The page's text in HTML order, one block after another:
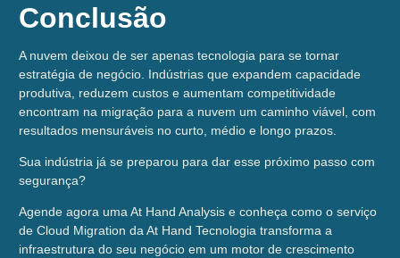
Conclusão
A nuvem deixou de ser apenas tecnologia para se tornar
estratégia de negócio. Indústrias que expandem capacidade
produtiva, reduzem custos e aumentam competitividade
encontram na migração para a nuvem um caminho viável, com
resultados mensuráveis no curto, médio e longo prazos.
Sua indústria já se preparou para dar esse próximo passo com
segurança?
Agende agora uma At Hand Analysis e conheça como o serviço
de Cloud Migration da At Hand Tecnologia transforma a
infraestrutura do seu negócio em um motor de crescimento